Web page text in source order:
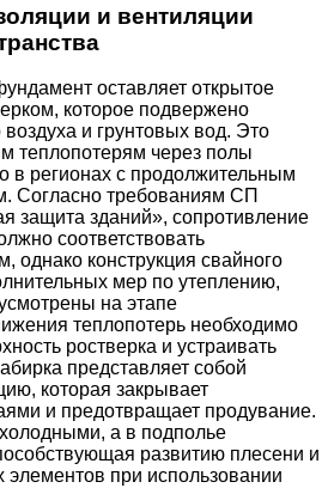
и вентиляции
оставляет открытое
которое подвержено
и грунтовых вод. Это
теплопотерям через полы
в регионах с продолжительным
Согласно требованиям СП
защита зданий», сопротивление
соответствовать
однако конструкция свайного
мер по утеплению,
на этапе
теплопотерь необходимо
ростверка и устраивать
представляет собой
которая закрывает
и предотвращает продувание.
а в подполье
развитию плесени и
элементов при использовании